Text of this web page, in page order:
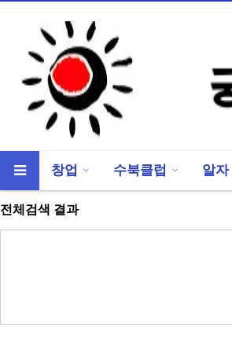
창업 수북클럽 알자
전체검색 결과